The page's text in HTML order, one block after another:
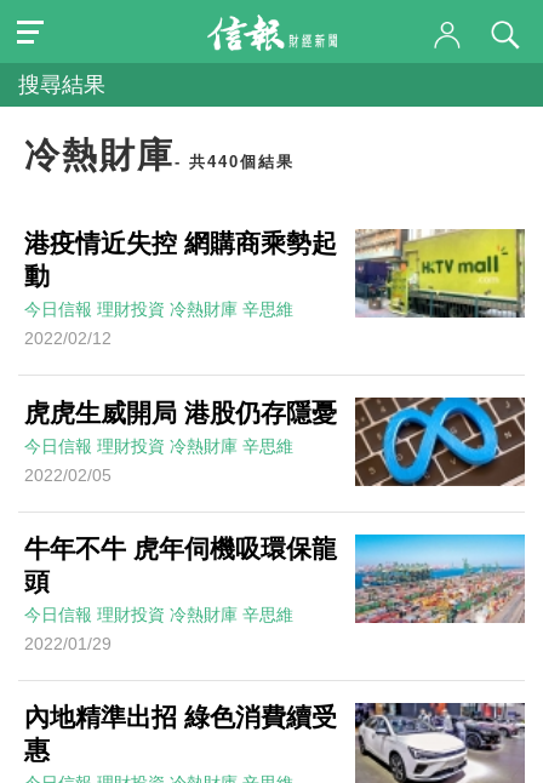
搜尋結果
冷熱財庫- 共440個結果
港疫情近失控 網購商乘勢起
動
今日信報 理財投資 冷熱財庫 辛思維
2022/02/12
虎虎生威開局 港股仍存隱憂
今日信報 理財投資 冷熱財庫 辛思維
2022/02/05
牛年不牛 虎年伺機吸環保龍
頭
今日信報 理財投資 冷熱財庫 辛思維
2022/01/29
內地精準出招 綠色消費續受
惠